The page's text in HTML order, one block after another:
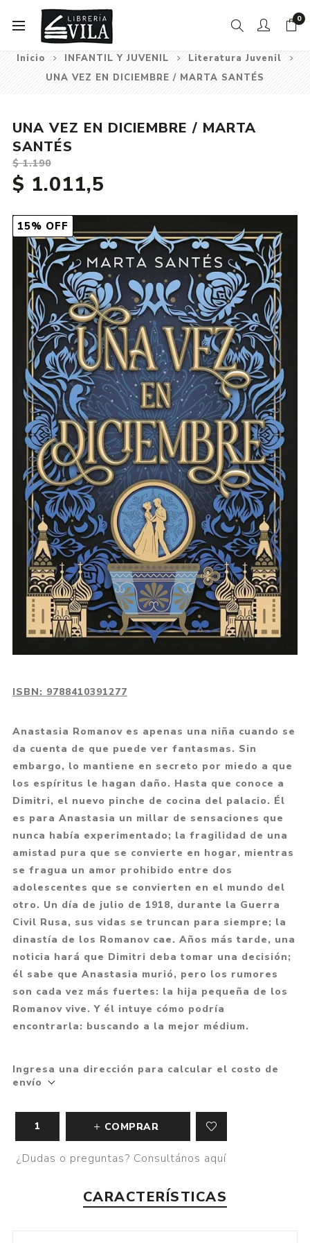
0
Inicio INFANTIL Y JUVENIL
Literatura Juvenil
UNA VEZ EN DICIEMBRE / MARTA SANTÉS
15% OFF
UNA VEZ EN DICIEMBRE / MARTA
SANTÉS
$ 1.190
$ 1.011,5
ISBN: 9788410391277
Anastasia Romanov es apenas una niña cuando se
da cuenta de que puede ver fantasmas. Sin
embargo, lo mantiene en secreto por miedo a que
los espíritus le hagan daño. Hasta que conoce a
Dimitri, el nuevo pinche de cocina del palacio. Él
es para Anastasia un millar de sensaciones que
nunca había experimentado; la fragilidad de una
amistad pura que se convierte en hogar, mientras
se fragua un amor prohibido entre dos
adolescentes que se convierten en el mundo del
otro. Un día de julio de 1918, durante la Guerra
Civil Rusa, sus vidas se truncan para siempre; la
dinastía de los Romanov cae. Años más tarde, una
noticia hará que Dimitri deba tomar una decisión;
él sabe que Anastasia murió, pero los rumores
son cada vez más fuertes: la hija pequeña de los
Romanov vive. Y él intuye cómo podría
encontrarla: buscando a la mejor médium.
Ingresa una dirección para calcular el costo de
envío
COMPRAR
¿Dudas o preguntas? Consultános aquí
CARACTERÍSTICAS